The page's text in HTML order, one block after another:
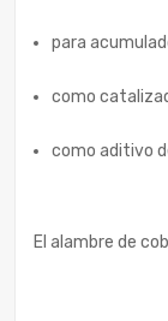
para
como
como aditivo
El alambre de